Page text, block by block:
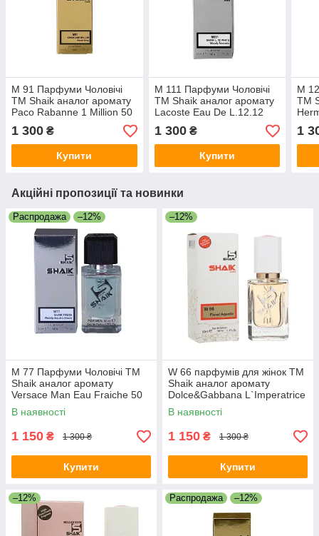
M 91 Парфуми Чоловічі
ТМ Shaik аналог аромату
Paco Rabanne 1 Million 50
ml
1 300 ₴
Купити
M 111 Парфуми Чоловічі
ТМ Shaik аналог аромату
Lacoste Eau De L.12.12
Blanc 50 ml
1 300₴
Купити
M
ТМ
ml
1
Акційні пропозиції та новинки
Распродажа –12%
M 77 Парфуми Чоловічі ТМ
Shaik аналог аромату
Versace Man Eau Fraiche 50
ml
В наявності
1 150 ₴ 1 300 ₴
Купити
–12%
W 66 парфумів для жінок ТМ
Shaik аналог аромату
Dolce&Gabbana L`Imperatrice
3 50 ml
В наявності
1 150 ₴ 1 300 ₴
Купити
–12% Распродажа –12%